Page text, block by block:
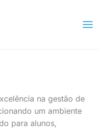
na gestão de
um ambiente
para alunos,